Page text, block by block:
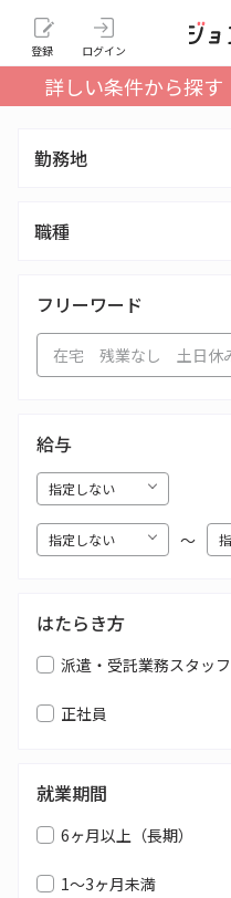
登録 ログイン
詳しい条件から探す
勤務地
職種
フリーワード
給与
〜
はたらき方
派遣・受託業務スタッフ
正社員
就業期間
6ヶ月以上（長期）
1～3ヶ月未満